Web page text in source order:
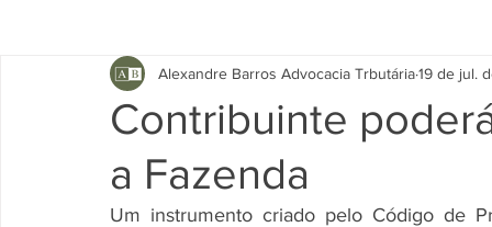
Contribuinte
a Fazenda
Alexandre Barros Advocacia Trbutária19 de jul.
Um instrumento criado pelo Código de